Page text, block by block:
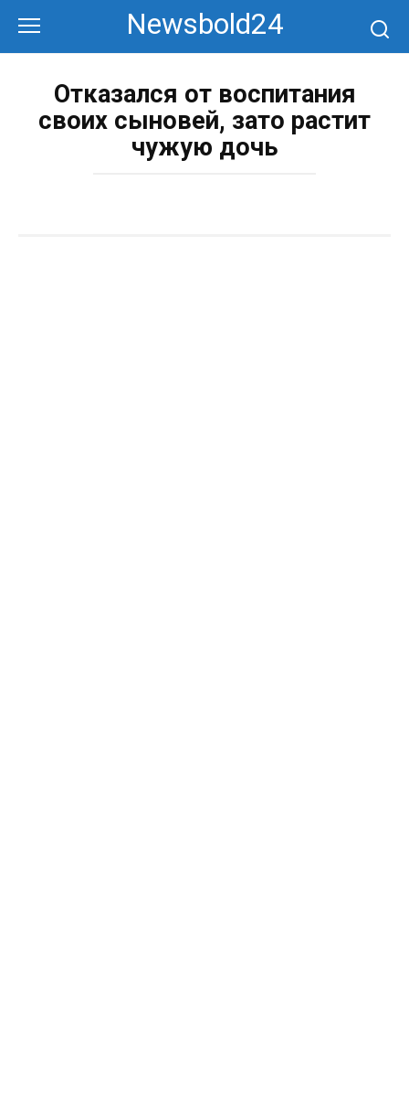
контенту
Newsbold24
Отказался от воспитания
своих сыновей, зато растит
чужую дочь